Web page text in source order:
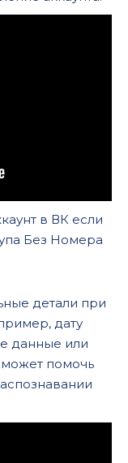
в ВК если
Без Номера
детали при
дату
данные или
помочь